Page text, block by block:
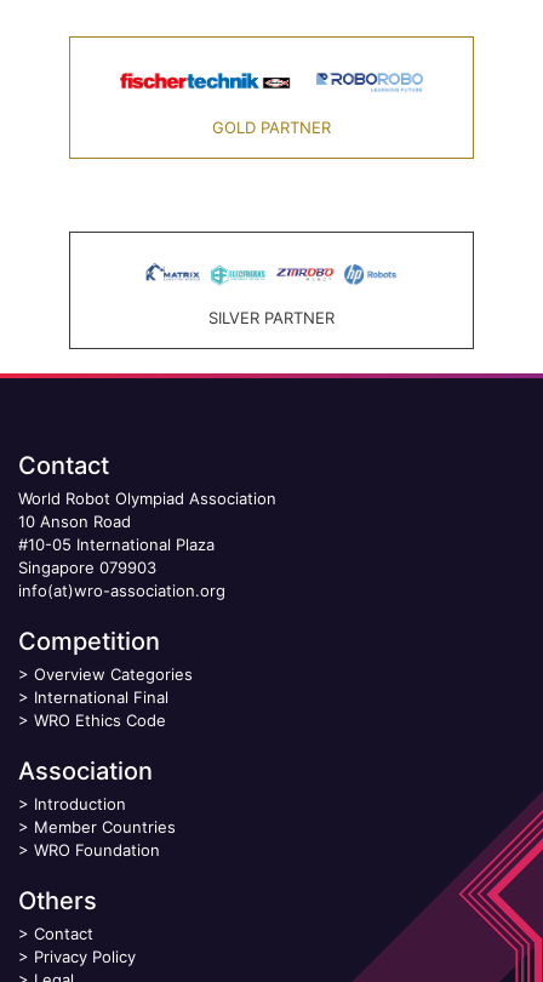
GOLD PARTNER
SILVER PARTNER
Contact
World Robot Olympiad Association
10 Anson Road
#10-05 International Plaza
Singapore 079903
info(at)wro-association.org
Competition
> Overview Categories
> International Final
> WRO Ethics Code
Association
> Introduction
> Member Countries
> WRO Foundation
Others
> Contact
> Privacy Policy